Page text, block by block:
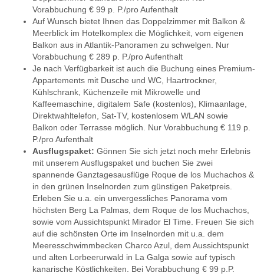
Vorabbuchung € 99 p. P./pro Aufenthalt
Auf Wunsch bietet Ihnen das Doppelzimmer mit Balkon &
Meerblick im Hotelkomplex die Möglichkeit, vom eigenen
Balkon aus in Atlantik-Panoramen zu schwelgen. Nur
Vorabbuchung € 289 p. P./pro Aufenthalt
Je nach Verfügbarkeit ist auch die Buchung eines Premium-
Appartements mit Dusche und WC, Haartrockner,
Kühlschrank, Küchenzeile mit Mikrowelle und
Kaffeemaschine, digitalem Safe (kostenlos), Klimaanlage,
Direktwahltelefon, Sat-TV, kostenlosem WLAN sowie
Balkon oder Terrasse möglich. Nur Vorabbuchung € 119 p.
P./pro Aufenthalt
Ausflugspaket: Gönnen Sie sich jetzt noch mehr Erlebnis
mit unserem Ausflugspaket und buchen Sie zwei
spannende Ganztagesausflüge Roque de los Muchachos &
in den grünen Inselnorden zum günstigen Paketpreis.
Erleben Sie u.a. ein unvergessliches Panorama vom
höchsten Berg La Palmas, dem Roque de los Muchachos,
sowie vom Aussichtspunkt Mirador El Time. Freuen Sie sich
auf die schönsten Orte im Inselnorden mit u.a. dem
Meeresschwimmbecken Charco Azul, dem Aussichtspunkt
und alten Lorbeerurwald in La Galga sowie auf typisch
kanarische Köstlichkeiten. Bei Vorabbuchung € 99 p.P.